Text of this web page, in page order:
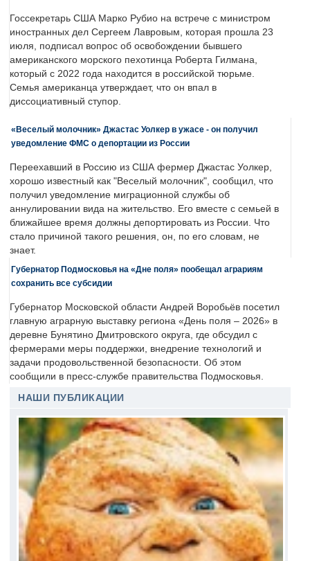
Госсекретарь США Марко Рубио на встрече с министром
иностранных дел Сергеем Лавровым, которая прошла 23
июля, подписал вопрос об освобождении бывшего
американского морского пехотинца Роберта Гилмана,
который с 2022 года находится в российской тюрьме.
Семья американца утверждает, что он впал в
диссоциативный ступор.
«Веселый молочник» Джастас Уолкер в ужасе - он получил
уведомление ФМС о депортации из России
Переехавший в Россию из США фермер Джастас Уолкер,
хорошо известный как "Веселый молочник", сообщил, что
получил уведомление миграционной службы об
аннулировании вида на жительство. Его вместе с семьей в
ближайшее время должны депортировать из России. Что
стало причиной такого решения, он, по его словам, не
знает.
Губернатор Подмосковья на «Дне поля» пообещал аграриям
сохранить все субсидии
Губернатор Московской области Андрей Воробьёв посетил
главную аграрную выставку региона «День поля – 2026» в
деревне Бунятино Дмитровского округа, где обсудил с
фермерами меры поддержки, внедрение технологий и
задачи продовольственной безопасности. Об этом
сообщили в пресс-службе правительства Подмосковья.
НАШИ ПУБЛИКАЦИИ